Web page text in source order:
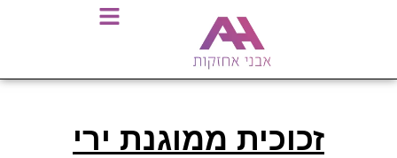
זכוכית ממוגנת ירי